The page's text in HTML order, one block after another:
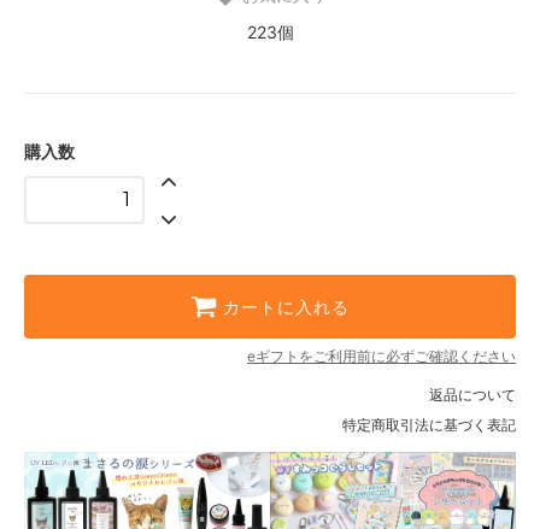
223個
購入数
カートに入れる
eギフトをご利用前に必ずご確認ください
返品について
特定商取引法に基づく表記